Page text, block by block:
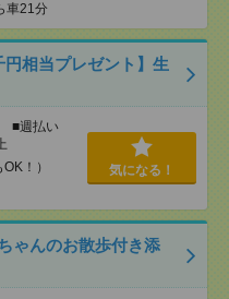
車21分
相当プレゼント】生
■週払い
！）
気になる！
ゃんのお散歩付き添